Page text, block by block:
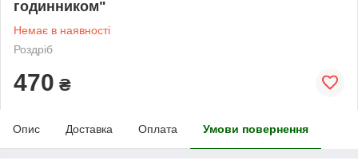
годинником"
Немає в наявності
Роздріб
470 ₴
Опис Доставка Оплата Умови повернення